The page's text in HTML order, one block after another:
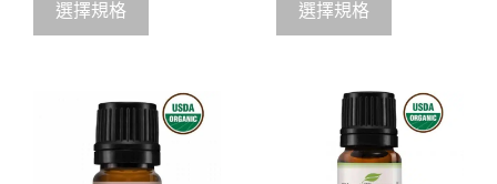
5
選擇規格
5
選擇規格